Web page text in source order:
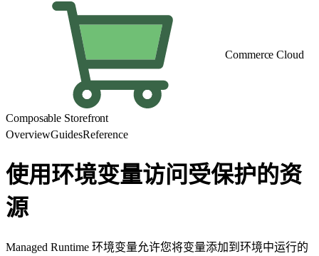
Commerce Cloud
Composable Storefront
OverviewGuidesReference
使用环境变量访问受保护的资
源
Managed Runtime 环境变量允许您将变量添加到环境中运行的